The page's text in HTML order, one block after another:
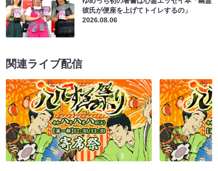
彼氏が便座を上げてトイレするの」
2026.08.06
関連ライブ配信